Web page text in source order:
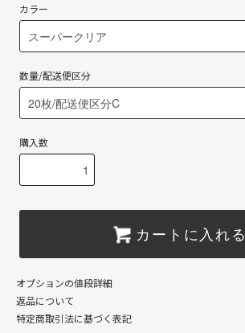
カラー
数量/配送便区分
購入数
カートに入れる
オプションの値段詳細
返品について
特定商取引法に基づく表記